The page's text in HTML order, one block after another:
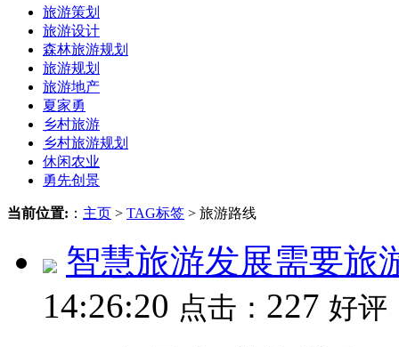
旅游策划
旅游设计
森林旅游规划
旅游规划
旅游地产
夏家勇
乡村旅游
乡村旅游规划
休闲农业
勇先创景
当前位置: ： 主页 > TAG标签 > 旅游路线
智慧旅游发展需要旅
14:26:20 点击： 227 好评